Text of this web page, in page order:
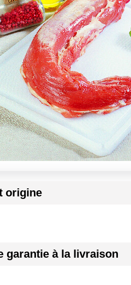
origine
garantie à la livraison